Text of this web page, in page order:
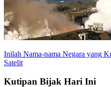
Inilah Nama-nama Negara yang
Satelit
Kutipan Bijak Hari Ini